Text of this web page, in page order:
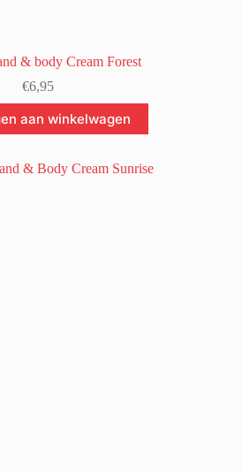
& body Cream Forest
€6,95
aan winkelwagen